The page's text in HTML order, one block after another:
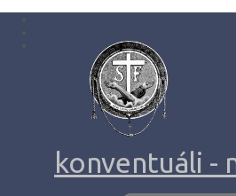
konventuáli -